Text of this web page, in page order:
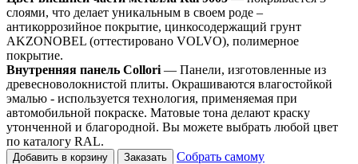
слоями, что делает уникальным в своем роде –
антикоррозийное покрытие, цинкосодержащий грунт
AKZONOBEL (оттестировано VOLVO), полимерное
покрытие.
Внутренняя панель Collori — Панели, изготовленные из
древесноволокнистой плиты. Окрашиваются влагостойкой
эмалью - используется технология, применяемая при
автомобильной покраске. Матовые тона делают краску
утонченной и благородной. Вы можете выбрать любой цвет
по каталогу RAL.
Добавить в корзину Заказать
Собрать самому